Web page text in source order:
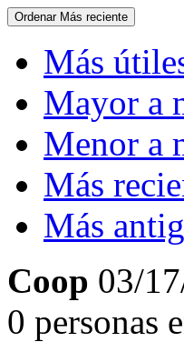
Ordenar Más reciente
Más
Mayor a
Menor a
Más
Más
Coop 03/
0 personas